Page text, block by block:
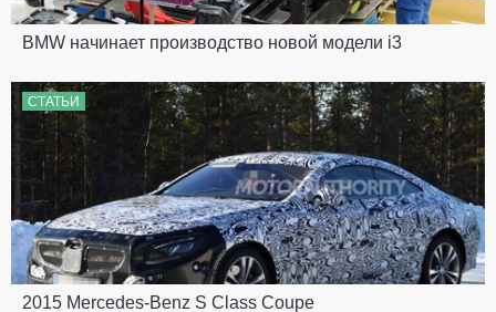
BMW начинает производство новой модели i3
СТАТЬИ
2015 Mercedes-Benz S Class Coupe